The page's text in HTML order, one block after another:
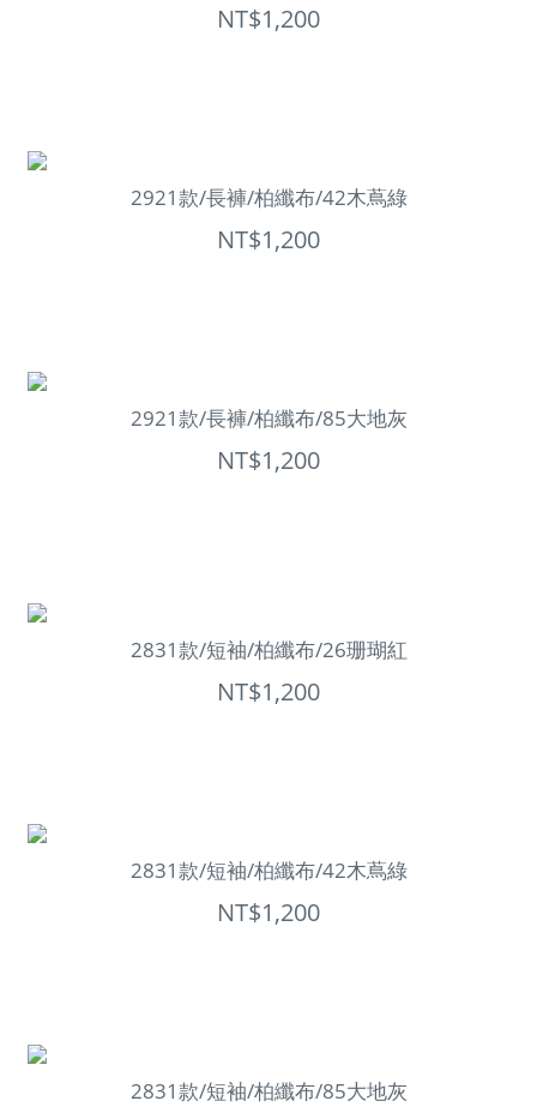
NT$1,200
2921款/長褲/柏纖布/42木蔦綠
NT$1,200
2921款/長褲/柏纖布/85大地灰
NT$1,200
2831款/短袖/柏纖布/26珊瑚紅
NT$1,200
2831款/短袖/柏纖布/42木蔦綠
NT$1,200
2831款/短袖/柏纖布/85大地灰